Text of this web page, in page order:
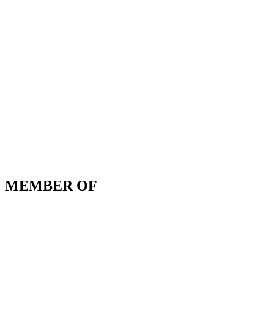
MEMBER OF